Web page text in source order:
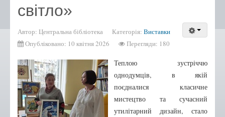
Бібліотека-філія №1
Бібліотека-філія №3
Бібліотека-філія №5
Бібліотека-філія №6
Бібліотека-філія №7
світло»
Автор: Центральна бібліотека Категорія: Виставки
Опубліковано: 10 квітня 2026
Перегляди: 180
Теплою зустріччю
однодумців, в якій
поєдналися класичне
мистецтво та сучасний
утилітарний дизайн, стало